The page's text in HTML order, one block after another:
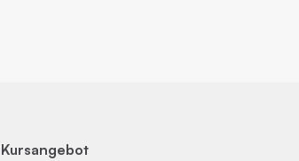
Kursangebot